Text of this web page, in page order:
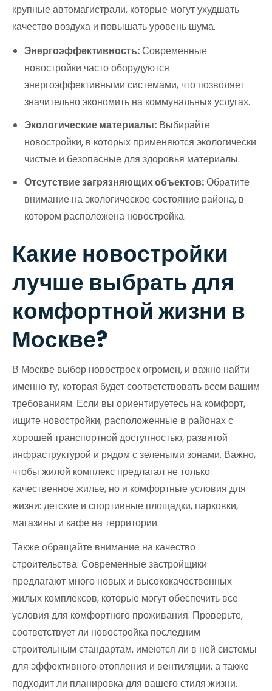
крупные автомагистрали, которые могут ухудшать
качество воздуха и повышать уровень шума.
Энергоэффективность:Современные
новостройки часто оборудуются
энергоэффективными системами, что позволяет
значительно экономить на коммунальных услугах.
Экологические материалы: Выбирайте
новостройки, в которых применяются экологически
чистые и безопасные для здоровья материалы.
Отсутствие загрязняющих объектов:Обратите
внимание на экологическое состояние района, в
котором расположена новостройка.
Какие новостройки
лучше выбрать для
комфортной жизни в
Москве?
В Москве выбор новостроек огромен, и важно найти
именно ту, которая будет соответствовать всем вашим
требованиям. Если вы ориентируетесь на комфорт,
ищите новостройки, расположенные в районах с
хорошей транспортной доступностью, развитой
инфраструктурой и рядом с зелеными зонами. Важно,
чтобы жилой комплекс предлагал не только
качественное жилье, но и комфортные условия для
жизни: детские и спортивные площадки, парковки,
магазины и кафе на территории.
Также обращайте внимание на качество
строительства. Современные застройщики
предлагают много новых и высококачественных
жилых комплексов, которые могут обеспечить все
условия для комфортного проживания. Проверьте,
соответствует ли новостройка последним
строительным стандартам, имеются ли в ней системы
для эффективного отопления и вентиляции, а также
подходит ли планировка для вашего стиля жизни.